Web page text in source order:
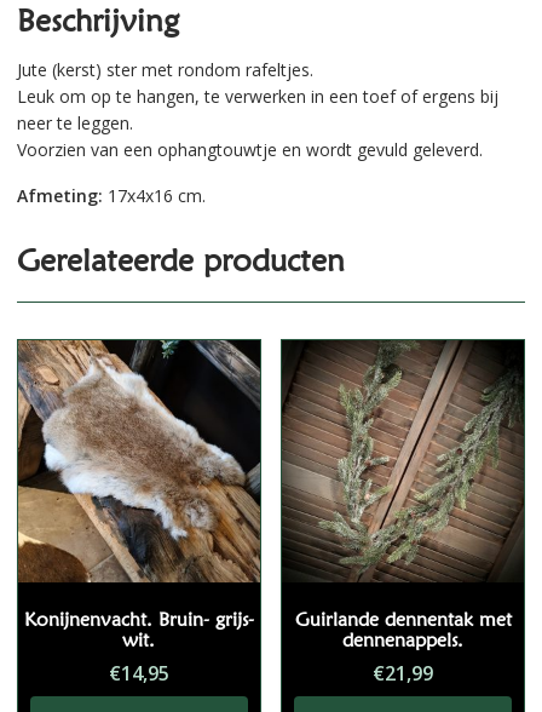
Beschrijving
Jute (kerst) ster met rondom rafeltjes.
Leuk om op te hangen, te verwerken in een toef of ergens bij
neer te leggen.
Voorzien van een ophangtouwtje en wordt gevuld geleverd.
Afmeting: 17x4x16 cm.
Gerelateerde producten
Konijnenvacht. Bruin- grijs-
wit.
€14,95
Guirlande dennentak met
dennenappels.
€21,99